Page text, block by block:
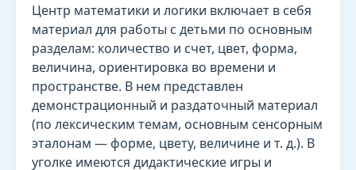
Центр математики и логики включает в себя
материал для работы с детьми по основным
разделам: количество и счет, цвет, форма,
величина, ориентировка во времени и
пространстве. В нем представлен
демонстрационный и раздаточный материал
(по лексическим темам, основным сенсорным
эталонам — форме, цвету, величине и т. д.). В
уголке имеются дидактические игры и